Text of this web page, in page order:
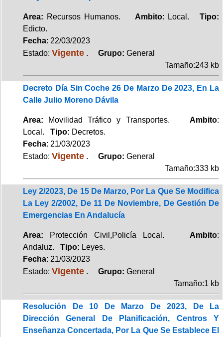
Area: Recursos Humanos. Ambito: Local.Tipo:
Edicto.
Fecha: 22/03/2023
Estado: Vigente . Grupo: General
Tamaño:243 kb
Decreto Día Sin Coche 26 De Marzo De 2023, En La
Calle Julio Moreno Dávila
Area: Movilidad Tráfico y Transportes. Ambito:
Local. Tipo: Decretos.
Fecha: 21/03/2023
Estado: Vigente . Grupo: General
Tamaño:333 kb
Ley 2/2023, De 15 De Marzo, Por La Que Se Modifica
La Ley 2/2002, De 11 De Noviembre, De Gestión De
Emergencias En Andalucía
Area: Protección Civil,Policía Local. Ambito:
Andaluz. Tipo: Leyes.
Fecha: 21/03/2023
Estado: Vigente . Grupo: General
Tamaño:1 kb
Resolución De 10 De Marzo De 2023, De La
Dirección General De Planificación, Centros Y
Enseñanza Concertada, Por La Que Se Establece El